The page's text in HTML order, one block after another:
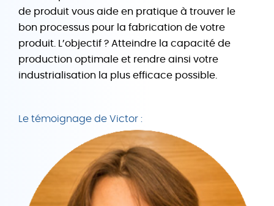
de produit vous aide en pratique à trouver le
bon processus pour la fabrication de votre
produit. L’objectif ? Atteindre la capacité de
production optimale et rendre ainsi votre
industrialisation la plus efficace possible.
Le témoignage de Victor :